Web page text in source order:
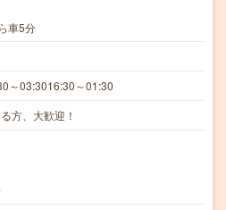
車5分
～03:3016:30～01:30
方、大歓迎！